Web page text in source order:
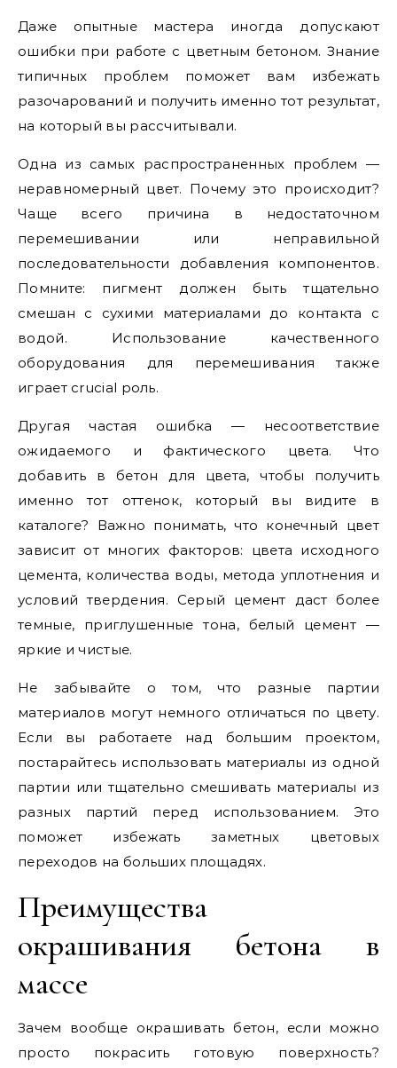
Даже опытные мастера иногда допускают
ошибки при работе с цветным бетоном. Знание
типичных проблем поможет вам избежать
разочарований и получить именно тот результат,
на который вы рассчитывали.
Одна из самых распространенных проблем —
неравномерный цвет. Почему это происходит?
Чаще всего причина в недостаточном
перемешивании или неправильной
последовательности добавления компонентов.
Помните: пигмент должен быть тщательно
смешан с сухими материалами до контакта с
водой. Использование качественного
оборудования для перемешивания также
играет crucial роль.
Другая частая ошибка — несоответствие
ожидаемого и фактического цвета. Что
добавить в бетон для цвета, чтобы получить
именно тот оттенок, который вы видите в
каталоге? Важно понимать, что конечный цвет
зависит от многих факторов: цвета исходного
цемента, количества воды, метода уплотнения и
условий твердения. Серый цемент даст более
темные, приглушенные тона, белый цемент —
яркие и чистые.
Не забывайте о том, что разные партии
материалов могут немного отличаться по цвету.
Если вы работаете над большим проектом,
постарайтесь использовать материалы из одной
партии или тщательно смешивать материалы из
разных партий перед использованием. Это
поможет избежать заметных цветовых
переходов на больших площадях.
Преимущества
окрашивания бетона в
массе
Зачем вообще окрашивать бетон, если можно
просто покрасить готовую поверхность?